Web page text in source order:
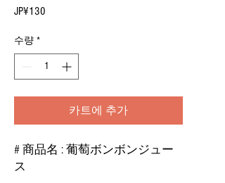
JP¥130
수량 *
카트에 추가
# 商品名 : 葡萄ボンボンジュー
ス